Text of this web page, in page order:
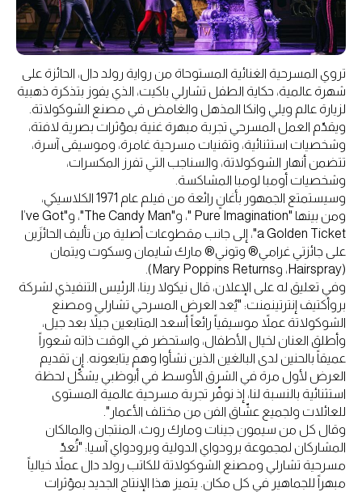
تروي المسرحية الغنائية المستوحاة من رواية رولد دال، الحائزة على
شهرة عالمية، حكاية الطفل تشارلي باكيت، الذي يفوز بتذكرة ذهبية
لزيارة عالم ويلي وانكا المذهل والغامض في مصنع الشوكولاتة.
ويقدّم العمل المسرحي تجربة مبهرة غنية بمؤثرات بصرية لافتة،
وشخصيات استثنائية، وتقنيات مسرحية غامرة، وموسيقى آسرة،
تتضمن أنهار الشوكولاتة، والسناجب التي تفرز المكسرات،
وشخصيات أومبا لومبا المشاكسة.
وسيستمتع الجمهور بأغانٍ رائعة من فيلم عام 1971 الكلاسيكي،
ومن بينها "Pure Imagination "، و"The Candy Man"، و"I’ve Got
a Golden Ticket"، إلى جانب مقطوعات أصلية من تأليف الحائزَين
على جائزتي غرامي® وتوني® مارك شايمان وسكوت ويتمان
(Hairspray، وMary Poppins Returns).
وفي تعليق له على الإعلان، قال نيكولا رينا، الرئيس التنفيذي لشركة
بروأكتيف إنترتينمنت: "يُعد العرض المسرحي تشارلي ومصنع
الشوكولاتة عملاً موسيقياً رائعاً أسعد المتابعين جيلاً بعد جيل،
وأطلق العنان لخيال الأطفال، واستحضر في الوقت ذاته شعوراً
عميقاً بالحنين لدى البالغين الذين نشأوا وهم يتابعونه. إن تقديم
العرض لأول مرة في الشرق الأوسط في أبوظبي يشكّل لحظة
استثنائية بالنسبة لنا، إذ نوفّر تجربة مسرحية عالمية المستوى
للعائلات ولجميع عشّاق الفن من مختلف الأعمار".
وقال كل من سيمون جينات ومارك روث، المنتجان والمالكان
المشاركان لمجموعة برودواي الدولية وبرودواي آسيا: "تُعدّ
مسرحية تشارلي ومصنع الشوكولاتة للكاتب رولد دال عملاً خيالياً
مبهراً للجماهير في كل مكان. يتميز هذا الإنتاج الجديد بمؤثرات